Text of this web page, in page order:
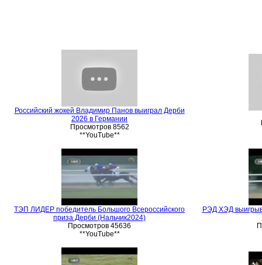
Российский жокей Владимир Панов выиграл Дерби
2026 в Германии
Просмотров 8562
**YouTube**
ТЭП ЛИДЕР победитель Большого Всероссийского
приза Дерби (Нальчик2024)
Просмотров 45636
**YouTube**
РЭД ХЭД